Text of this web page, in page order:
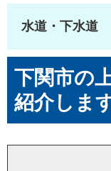
水道・下水道
下関市の
紹介しま